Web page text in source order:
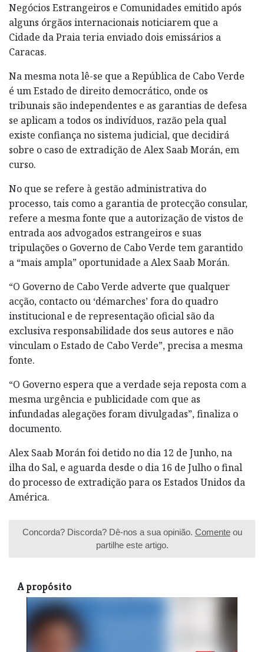
Negócios Estrangeiros e Comunidades emitido após
alguns órgãos internacionais noticiarem que a
Cidade da Praia teria enviado dois emissários a
Caracas.
Na mesma nota lê-se que a República de Cabo Verde
é um Estado de direito democrático, onde os
tribunais são independentes e as garantias de defesa
se aplicam a todos os indivíduos, razão pela qual
existe confiança no sistema judicial, que decidirá
sobre o caso de extradição de Alex Saab Morán, em
curso.
No que se refere à gestão administrativa do
processo, tais como a garantia de protecção consular,
refere a mesma fonte que a autorização de vistos de
entrada aos advogados estrangeiros e suas
tripulações o Governo de Cabo Verde tem garantido
a “mais ampla” oportunidade a Alex Saab Morán.
“O Governo de Cabo Verde adverte que qualquer
acção, contacto ou ‘démarches’ fora do quadro
institucional e de representação oficial são da
exclusiva responsabilidade dos seus autores e não
vinculam o Estado de Cabo Verde”, precisa a mesma
fonte.
“O Governo espera que a verdade seja reposta com a
mesma urgência e publicidade com que as
infundadas alegações foram divulgadas”, finaliza o
documento.
Alex Saab Morán foi detido no dia 12 de Junho, na
ilha do Sal, e aguarda desde o dia 16 de Julho o final
do processo de extradição para os Estados Unidos da
América.
Concorda? Discorda? Dê-nos a sua opinião. Comenteou
partilhe este artigo.
A propósito